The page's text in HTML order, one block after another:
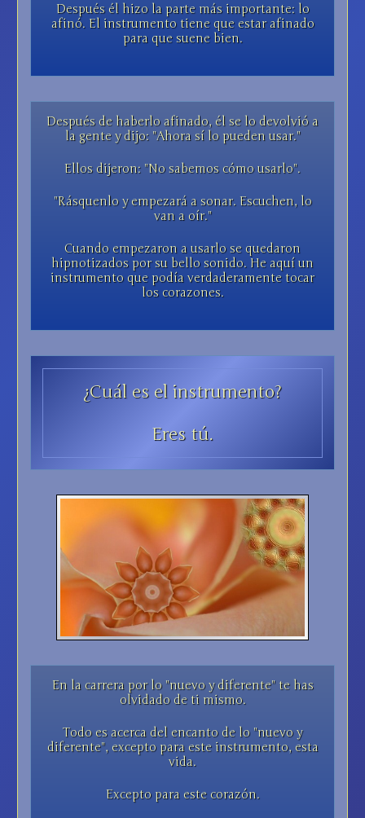
Después él hizo la parte más importante: lo
afinó. El instrumento tiene que estar afinado
para que suene bien.
Después de haberlo afinado, él se lo devolvió a
la gente y dijo: "Ahora sí lo pueden usar."
Ellos dijeron: "No sabemos cómo usarlo".
"Rásquenlo y empezará a sonar. Escuchen, lo
van a oír."
Cuando empezaron a usarlo se quedaron
hipnotizados por su bello sonido. He aquí un
instrumento que podía verdaderamente tocar
los corazones.
¿Cuál es el instrumento?
Eres tú.
En la carrera por lo "nuevo y diferente" te has
olvidado de ti mismo.
Todo es acerca del encanto de lo "nuevo y
diferente", excepto para este instrumento, esta
vida.
Excepto para este corazón.